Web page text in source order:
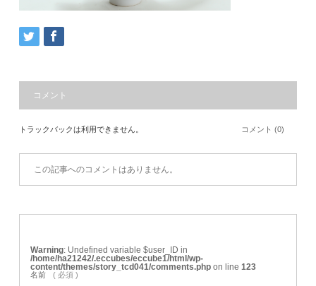
コメント
トラックバックは利用できません。 コメント (0)
この記事へのコメントはありません。
Warning : Undefined variable $user_ID in
/home/ha21242/.eccubes/eccube1/html/wp-
content/themes/story_tcd041/comments.php on line123
名前 ( 必須 )